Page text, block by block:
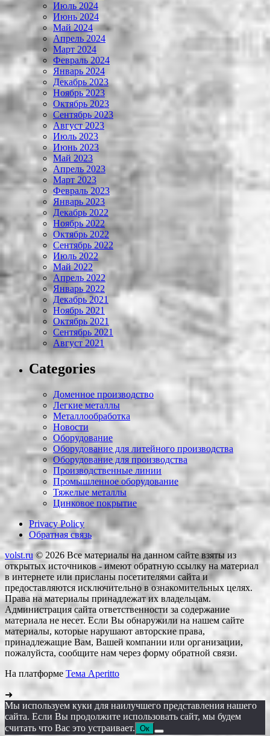
Июль 2024
Июнь 2024
Май 2024
Апрель 2024
Март 2024
Февраль 2024
Январь 2024
Декабрь 2023
Ноябрь 2023
Октябрь 2023
Сентябрь 2023
Август 2023
Июль 2023
Июнь 2023
Май 2023
Апрель 2023
Март 2023
Февраль 2023
Январь 2023
Декабрь 2022
Ноябрь 2022
Октябрь 2022
Сентябрь 2022
Июль 2022
Май 2022
Апрель 2022
Январь 2022
Декабрь 2021
Ноябрь 2021
Октябрь 2021
Сентябрь 2021
Август 2021
Categories
Доменное производство
Легкие металлы
Металлообработка
Новости
Оборудование
Оборудование для литейного производства
Оборудование для производства
Производственные линии
Промышленное оборудование
Тяжелые металлы
Цинковое покрытие
Privacy Policy
Обратная связь
volst.ru © 2026 Все материалы на данном сайте взяты из
открытых источников - имеют обратную ссылку на материал
в интернете или присланы посетителями сайта и
предоставляются исключительно в ознакомительных целях.
Права на материалы принадлежат их владельцам.
Администрация сайта ответственности за содержание
материала не несет. Если Вы обнаружили на нашем сайте
материалы, которые нарушают авторские права,
принадлежащие Вам, Вашей компании или организации,
пожалуйста, сообщите нам через форму обратной связи.
На платформе Тема Aperitto
➜
Мы используем куки для наилучшего представления нашего
сайта. Если Вы продолжите использовать сайт, мы будем
считать что Вас это устраивает. Ок